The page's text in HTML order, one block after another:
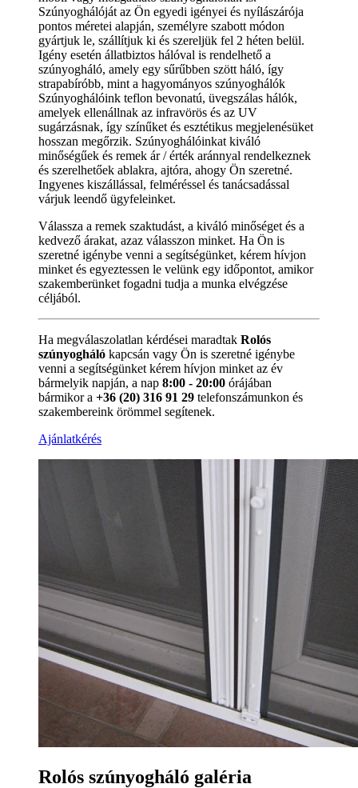
Szúnyoghálóját az Ön egyedi igényei és nyílászárója
pontos méretei alapján, személyre szabott módon
gyártjuk le, szállítjuk ki és szereljük fel 2 héten belül.
Igény esetén állatbiztos hálóval is rendelhető a
szúnyogháló, amely egy sűrűbben szött háló, így
strapabíróbb, mint a hagyományos szúnyoghálók
Szúnyoghálóink teflon bevonatú, üvegszálas hálók,
amelyek ellenállnak az infravörös és az UV
sugárzásnak, így színűket és esztétikus megjelenésüket
hosszan megőrzik. Szúnyoghálóinkat kiváló
minőségűek és remek ár / érték aránnyal rendelkeznek
és szerelhetőek ablakra, ajtóra, ahogy Ön szeretné.
Ingyenes kiszállással, felméréssel és tanácsadással
várjuk leendő ügyfeleinket.
Válassza a remek szaktudást, a kiváló minőséget és a
kedvező árakat, azaz válasszon minket. Ha Ön is
szeretné igénybe venni a segítségünket, kérem hívjon
minket és egyeztessen le velünk egy időpontot, amikor
szakemberünket fogadni tudja a munka elvégzése
céljából.
Ha megválaszolatlan kérdései maradtak Rolós
szúnyogháló kapcsán vagy Ön is szeretné igénybe
venni a segítségünket kérem hívjon minket az év
bármelyik napján, a nap 8:00 - 20:00 órájában
bármikor a +36 (20) 316 91 29 telefonszámunkon és
szakembereink örömmel segítenek.
Ajánlatkérés
Rolós szúnyogháló galéria